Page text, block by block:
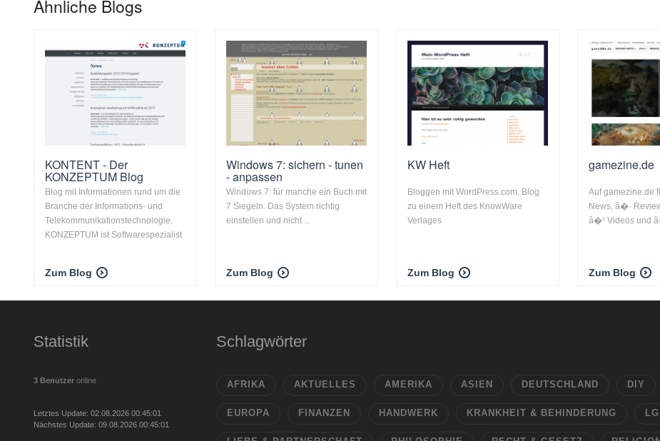
Ähnliche Blogs
KONTENT - Der
KONZEPTUM Blog
Blog mit Informationen rund um die
Branche der Informations- und
Telekommunikationstechnologie.
KONZEPTUM ist Softwarespezialist
Zum Blog
Windows 7: sichern - tunen
- anpassen
Windows 7: für manche ein Buch mit
7 Siegeln. Das System richtig
einstellen und nicht ...
Zum Blog
KW Heft
Bloggen mit WordPress.com. Blog
zu einem Heft des KnowWare
Verlages
Zum Blog
gamezine.de
Auf gamezine.de
News, â�·
â�¹ Videos und
Zum Blog
Statistik
3 Benutzer online
Letztes Update: 02.08.2026 00:45:01
Nächstes Update: 09.08.2026 00:45:01
Schlagwörter
AFRIKA AKTUELLES AMERIKA ASIEN DEUTSCHLAND DIY
EUROPA FINANZEN HANDWERK KRANKHEIT & BEHINDERUNG